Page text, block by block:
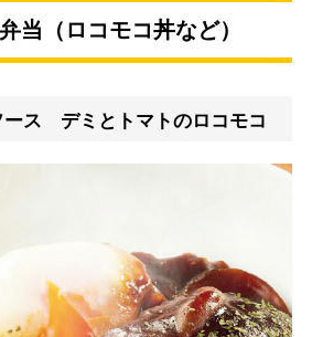
当（ロコモコ丼など）
ース デミとトマトのロコモコ